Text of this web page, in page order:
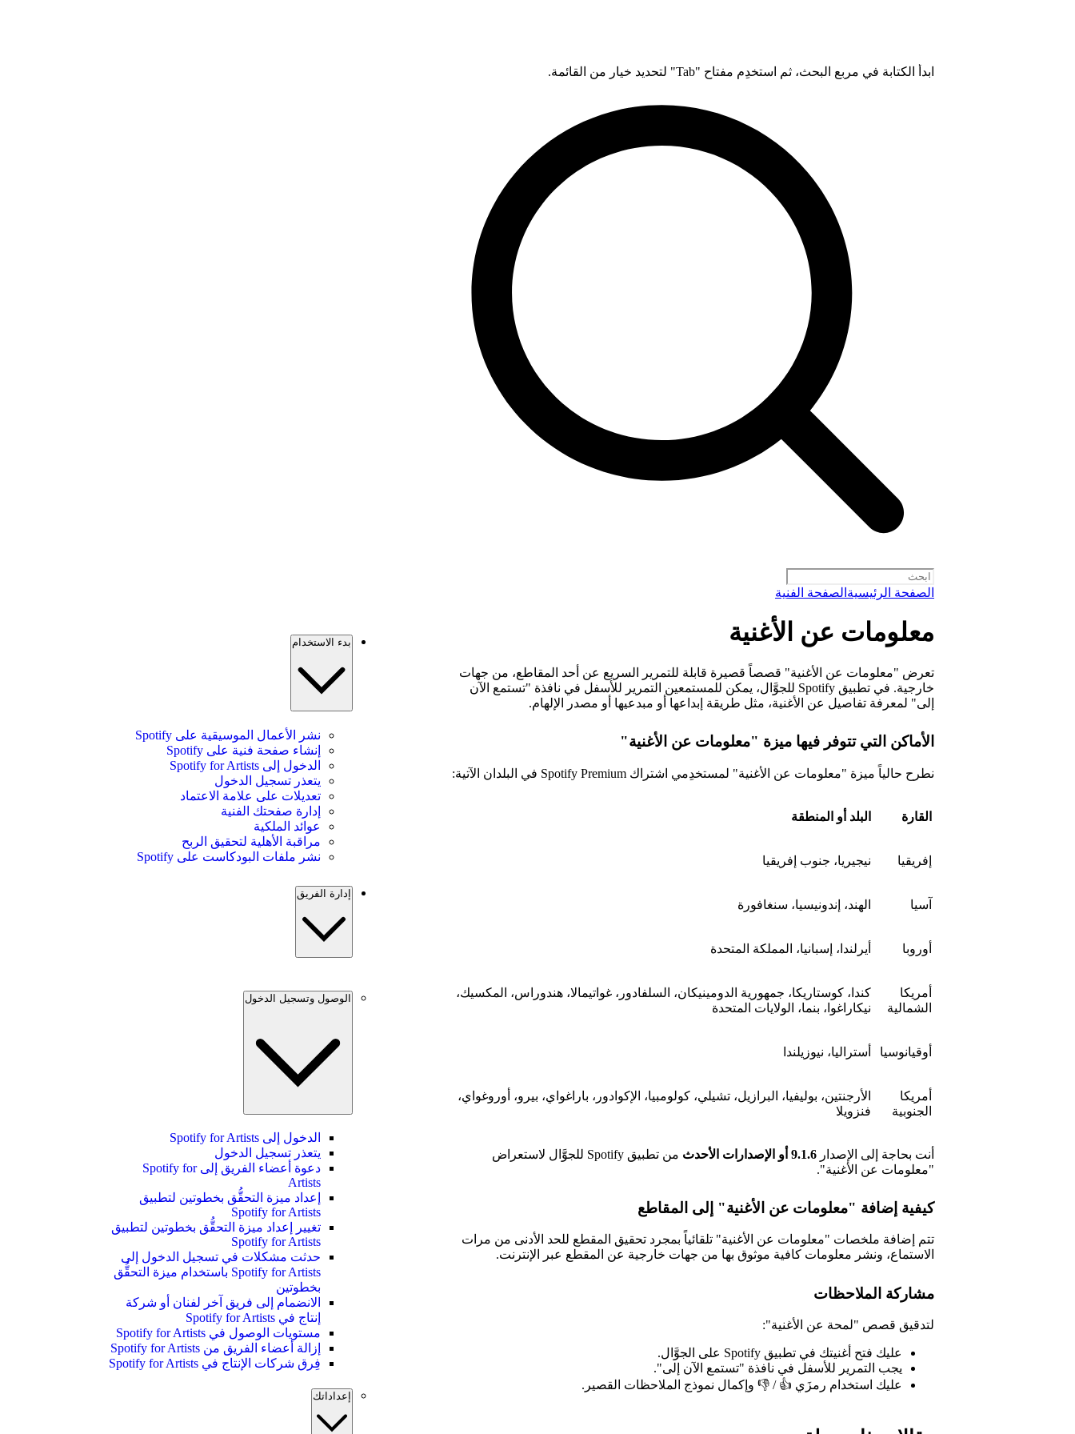
ابدأ الكتابة في مربع البحث، ثم استخدِم مفتاح "Tab" لتحديد خيار من القائمة.
الصفحة الرئيسية الصفحة الفنية
معلومات عن الأغنية
تعرض "معلومات عن الأغنية" قصصاً قصيرة قابلة للتمرير السريع عن أحد المقاطع، من جهات
خارجية. في تطبيق Spotify للجوَّال، يمكن للمستمعين التمرير للأسفل في نافذة "تستمع الآن
إلى" لمعرفة تفاصيل عن الأغنية، مثل طريقة إبداعها أو مبدعيها أو مصدر الإلهام.
الأماكن التي تتوفر فيها ميزة "معلومات عن الأغنية"
نطرح حالياً ميزة "معلومات عن الأغنية" لمستخدِمي اشتراك Spotify Premium في البلدان الآتية:
القارة البلد أو المنطقة
إفريقيا نيجيريا، جنوب إفريقيا
آسيا الهند، إندونيسيا، سنغافورة
أوروبا أيرلندا، إسبانيا، المملكة المتحدة
أمريكا
الشمالية
كندا، كوستاريكا، جمهورية الدومينيكان، السلفادور، غواتيمالا، هندوراس، المكسيك،
نيكاراغوا، بنما، الولايات المتحدة
أوقيانوسيا أستراليا، نيوزيلندا
أمريكا
الجنوبية
الأرجنتين، بوليفيا، البرازيل، تشيلي، كولومبيا، الإكوادور، باراغواي، بيرو، أوروغواي،
فنزويلا
أنت بحاجة إلى الإصدار 9.1.6 أو الإصدارات الأحدث
من تطبيق Spotify للجوَّال لاستعراض
"معلومات عن الأغنية".
كيفية إضافة "معلومات عن الأغنية" إلى المقاطع
تتم إضافة ملخصات "معلومات عن الأغنية" تلقائياً بمجرد تحقيق المقطع للحد الأدنى من مرات
الاستماع، ونشر معلومات كافية موثوق بها من جهات خارجية عن المقطع عبر الإنترنت.
مشاركة الملاحظات
لتدقيق قصص "لمحة عن الأغنية":
عليك فتح أغنيتك في تطبيق Spotify على الجوَّال.
يجب التمرير للأسفل في نافذة "تستمع الآن إلى".
عليك استخدام رمزَي 👍 / 👎 وإكمال نموذج الملاحظات القصير.
بدء الاستخدام
نشر الأعمال الموسيقية على Spotify
إنشاء صفحة فنية على Spotify
الدخول إلى Spotify for Artists
يتعذر تسجيل الدخول
تعديلات على علامة الاعتماد
إدارة صفحتك الفنية
عوائد الملكية
مراقبة الأهلية لتحقيق الربح
نشر ملفات البودكاست على Spotify
إدارة الفريق
الوصول وتسجيل الدخول
الدخول إلى Spotify for Artists
يتعذر تسجيل الدخول
دعوة أعضاء الفريق إلى Spotify for
Artists
إعداد ميزة التحقُّق بخطوتين لتطبيق
Spotify for Artists
تغيير إعداد ميزة التحقُّق بخطوتين لتطبيق
Spotify for Artists
حدثت مشكلات في تسجيل الدخول إلى
Spotify for Artists باستخدام ميزة التحقُّق
بخطوتين
الانضمام إلى فريق آخر لفنان أو شركة
إنتاج في Spotify for Artists
مستويات الوصول في Spotify for Artists
إزالة أعضاء الفريق من Spotify for Artists
فِرق شركات الإنتاج في Spotify for Artists
إعداداتك